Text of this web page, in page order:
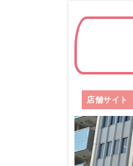
店舗サイト